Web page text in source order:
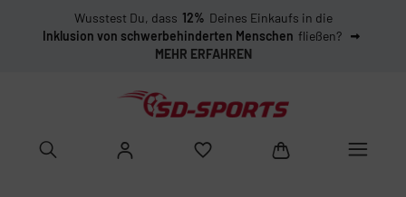
Wusstest Du, dass 12% Deines Einkaufs in die
Inklusion von schwerbehinderten Menschen fließen?
MEHR ERFAHREN